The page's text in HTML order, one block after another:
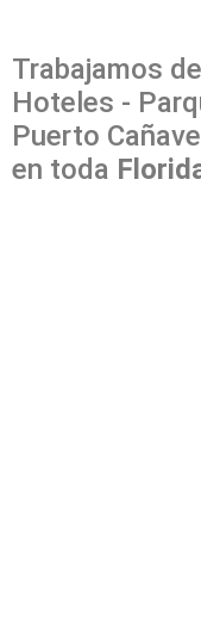
Trabajamos
Hoteles -
Puerto
en toda